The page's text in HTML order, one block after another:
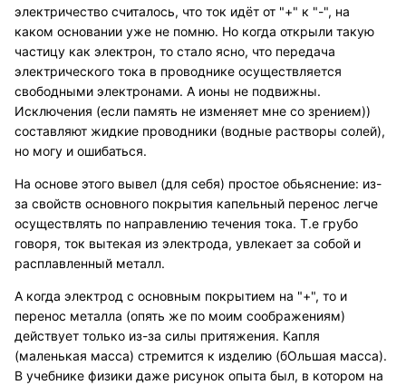
электричество считалось, что ток идёт от "+" к "-", на
каком основании уже не помню. Но когда открыли такую
частицу как электрон, то стало ясно, что передача
электрического тока в проводнике осуществляется
свободными электронами. А ионы не подвижны.
Исключения (если память не изменяет мне со зрением))
составляют жидкие проводники (водные растворы солей),
но могу и ошибаться.
На основе этого вывел (для себя) простое обьяснение: из-
за свойств основного покрытия капельный перенос легче
осуществлять по направлению течения тока. Т.е грубо
говоря, ток вытекая из электрода, увлекает за собой и
расплавленный металл.
А когда электрод с основным покрытием на "+", то и
перенос металла (опять же по моим соображениям)
действует только из-за силы притяжения. Капля
(маленькая масса) стремится к изделию (бОльшая масса).
В учебнике физики даже рисунок опыта был, в котором на